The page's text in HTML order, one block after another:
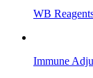
WB
Immune